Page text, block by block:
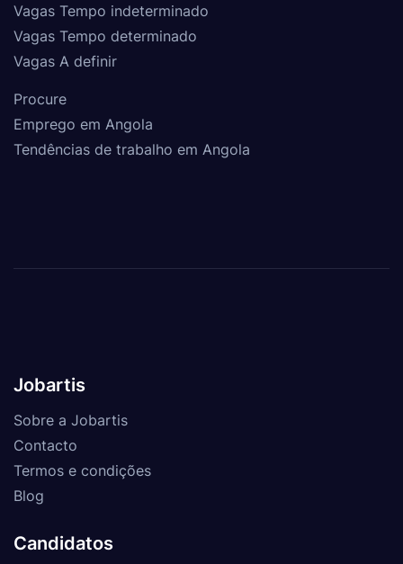
Vagas Tempo indeterminado
Vagas Tempo determinado
Vagas A definir
Procure
Emprego em Angola
Tendências de trabalho em Angola
Jobartis
Sobre a Jobartis
Contacto
Termos e condições
Blog
Candidatos